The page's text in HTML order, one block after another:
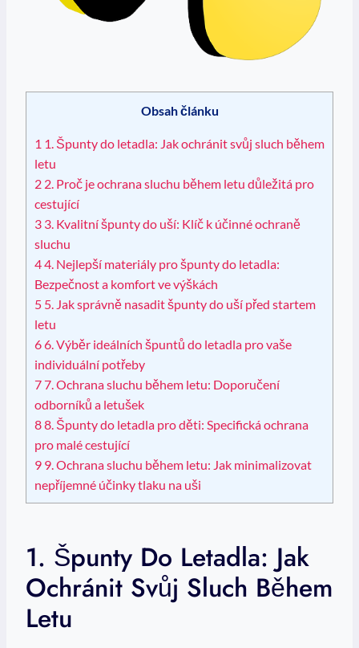
Obsah článku
1 1. Špunty do letadla: Jak ochránit svůj sluch během
letu
2 2. Proč je ochrana sluchu během letu důležitá pro
cestující
3 3. Kvalitní špunty do uší: Klíč k účinné ochraně
sluchu
44. Nejlepší materiály pro špunty do letadla:
Bezpečnost a komfort ve výškách
5 5. Jak správně nasadit špunty do uší před startem
letu
66. Výběr ideálních špuntů do letadla pro vaše
individuální potřeby
77. Ochrana sluchu během letu: Doporučení
odborníků a letušek
88. Špunty do letadla pro děti: Specifická ochrana
pro malé cestující
9 9. Ochrana sluchu během letu: Jak minimalizovat
nepříjemné účinky tlaku na uši
1. Špunty Do Letadla: Jak
Ochránit Svůj Sluch Během
Letu